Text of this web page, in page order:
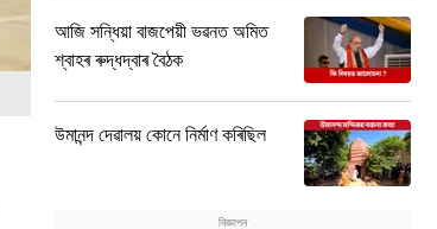
আজি সন্ধিয়া বাজপেয়ী ভৱনত অমিত
শ্বাহৰ ৰুদ্ধদ্বাৰ বৈঠক
উমানন্দ দেৱালয় কোনে নিৰ্মাণ কৰিছিল